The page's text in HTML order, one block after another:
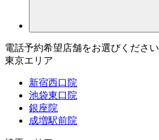
電話予約希望店舗をお選びください
東京エリア
新宿西口院
池袋東口院
銀座院
成増駅前院